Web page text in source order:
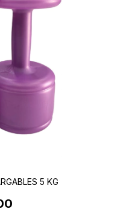
5 KG